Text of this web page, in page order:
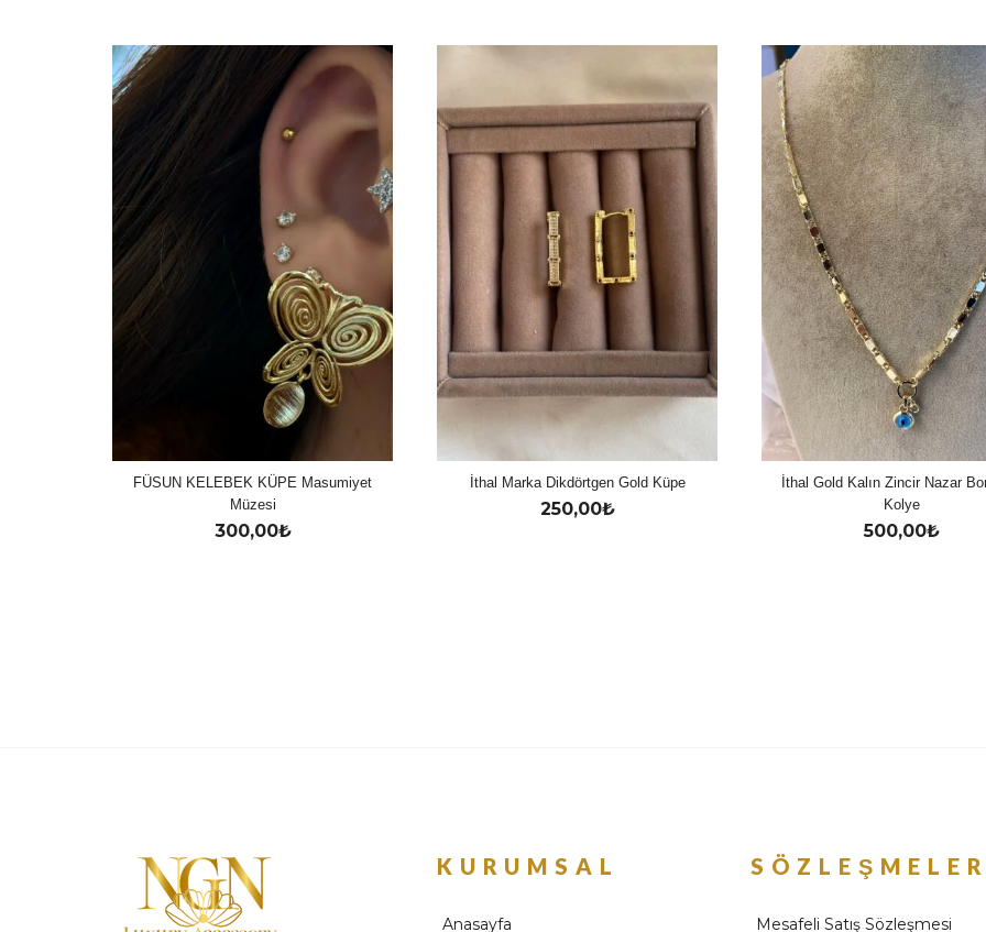
FÜSUN KELEBEK KÜPE Masumiyet
Müzesi
300,00₺
İthal Marka Dikdörtgen Gold Küpe
250,00₺
İthal Gold Kalın Zincir Nazar
Kolye
500,00₺
KURUMSAL
Anasayfa
SÖZLEŞMELER
Mesafeli Satış Sözleşmesi